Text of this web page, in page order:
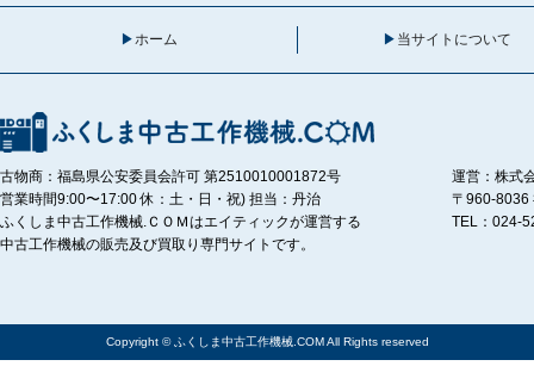
ホーム 当サイトについて
古物商：福島県公安委員会許可 第2510010001872号
営業時間9:00〜17:00 休：土・日・祝) 担当：丹治
ふくしま中古工作機械.ＣＯＭはエイティックが運営する
中古工作機械の販売及び買取り専門サイトです。
運営：株式
〒960-8036
TEL：024-
Copyright © ふくしま中古工作機械.COM All Rights reserved